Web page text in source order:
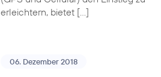
erleichtern, bietet […]
06. Dezember 2018